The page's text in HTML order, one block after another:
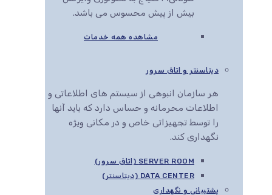
بیش از پیش محسوس می باشد.
مشاهده همه خدمات
دیتاسنتر و اتاق سرور
هر سازمان انبوهی از سیستم های اطلاعاتی و
اطلاعات محرمانه و حساس دارد که باید آنها
را توسط تجهیزاتی خاص و در مکانی ویژه
نگهداری کند.
SERVER ROOM (اتاق سرور)
DATA CENTER (دیتاسنتر)
پشتیبانی و نگهداری